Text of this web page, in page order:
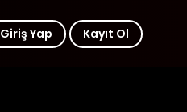
Giriş Yap Kayıt Ol